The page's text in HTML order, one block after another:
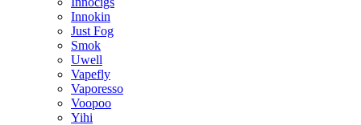
Innokin
Just Fog
Smok
Uwell
Vapefly
Vaporesso
Voopoo
Yihi